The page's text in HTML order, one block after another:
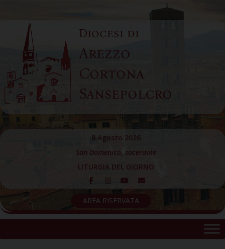
content
Diocesi di
Arezzo
Cortona
Sansepolcro
8 Agosto 2026
San Domenico, sacerdote
LITURGIA DEL GIORNO
AREA RISERVATA